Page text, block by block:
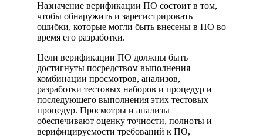
Назначение верификации ПО состоит в том,
чтобы обнаружить и зарегистрировать
ошибки, которые могли быть внесены в ПО во
время его разработки.
Цели верификации ПО должны быть
достигнуты посредством выполнения
комбинации просмотров, анализов,
разработки тестовых наборов и процедур и
последующего выполнения этих тестовых
процедур. Просмотры и анализы
обеспечивают оценку точности, полноты и
верифицируемости требований к ПО,